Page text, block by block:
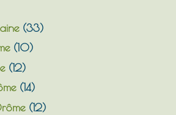
(33)
(10)
(12)
(14)
(12)